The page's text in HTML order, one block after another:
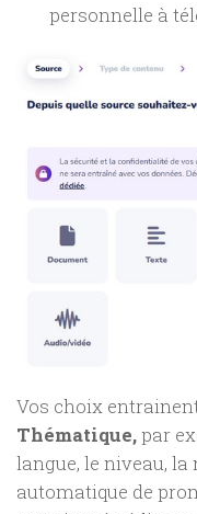
personnelle à
Vos choix
Thématique,par
langue, le niveau, la
automatique de